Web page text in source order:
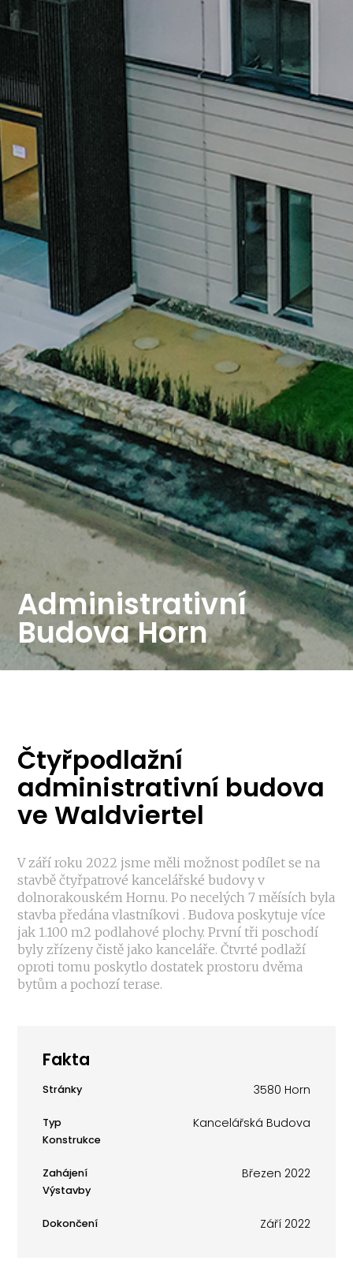
Administrativní
Budova Horn
Čtyřpodlažní
administrativní budova
ve Waldviertel
V září roku 2022 jsme měli možnost podílet se na
stavbě čtyřpatrové kancelářské budovy v
dolnorakouském Hornu. Po necelých 7 měísích byla
stavba předána vlastníkovi . Budova poskytuje více
jak 1.100 m2 podlahové plochy. První tři poschodí
byly zřízeny čistě jako kanceláře. Čtvrté podlaží
oproti tomu poskytlo dostatek prostoru dvěma
bytům a pochozí terase.
Fakta
Stránky 3580 Horn
Typ
Konstrukce
Kancelářská Budova
Zahájení
Výstavby
Březen 2022
Dokončení Září 2022